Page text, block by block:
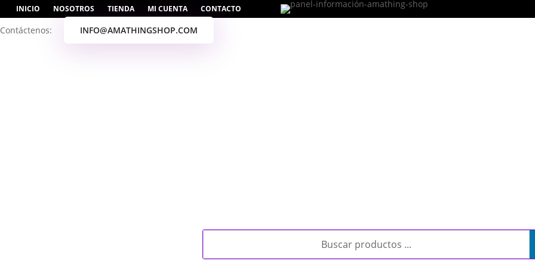
INICIO NOSOTROS TIENDA MI CUENTA CONTACTO
Contáctenos: INFO@AMATHINGSHOP.COM